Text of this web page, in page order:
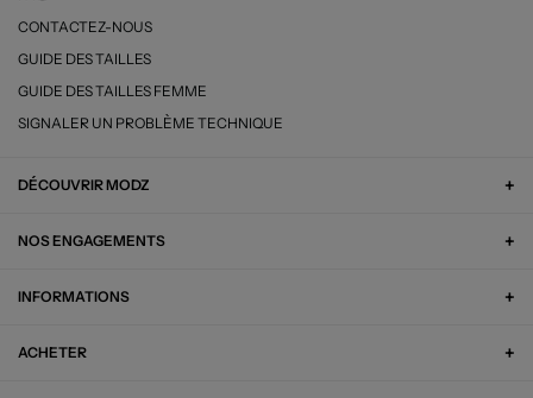
CONTACTEZ-NOUS
GUIDE DES TAILLES
GUIDE DES TAILLES FEMME
SIGNALER UN PROBLÈME TECHNIQUE
DÉCOUVRIR MODZ
NOS ENGAGEMENTS
INFORMATIONS
ACHETER